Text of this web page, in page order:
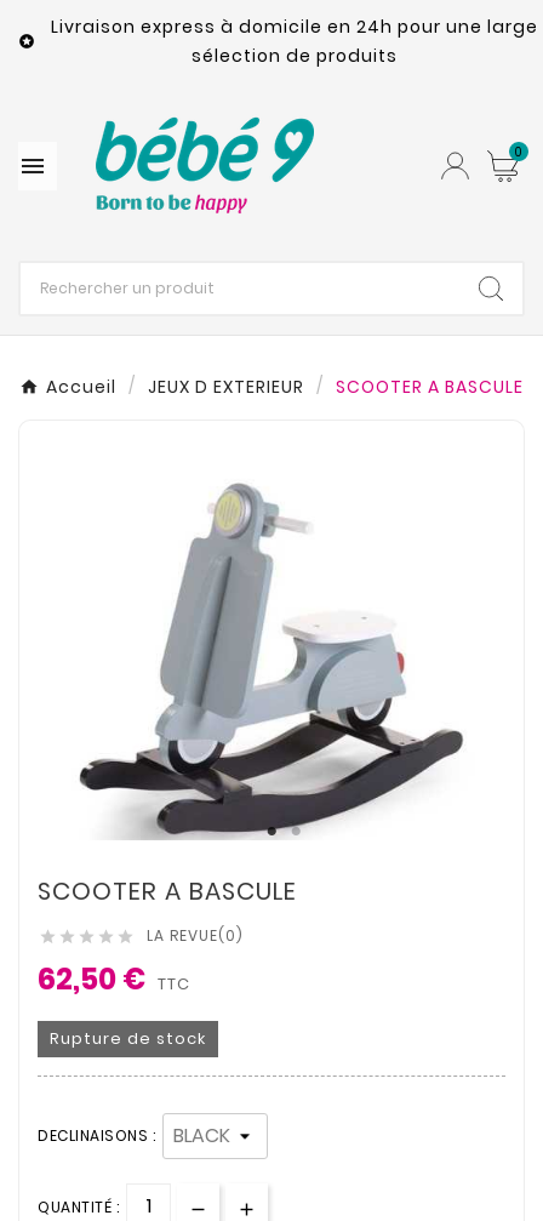

Livraison express à domicile en 24h pour une large
sélection de produits
 0
Accueil JEUX D EXTERIEUR SCOOTER A BASCULE
SCOOTER A BASCULE
     LA REVUE(0)
62,50 € TTC
Rupture de stock
DECLINAISONS :
QUANTITÉ :